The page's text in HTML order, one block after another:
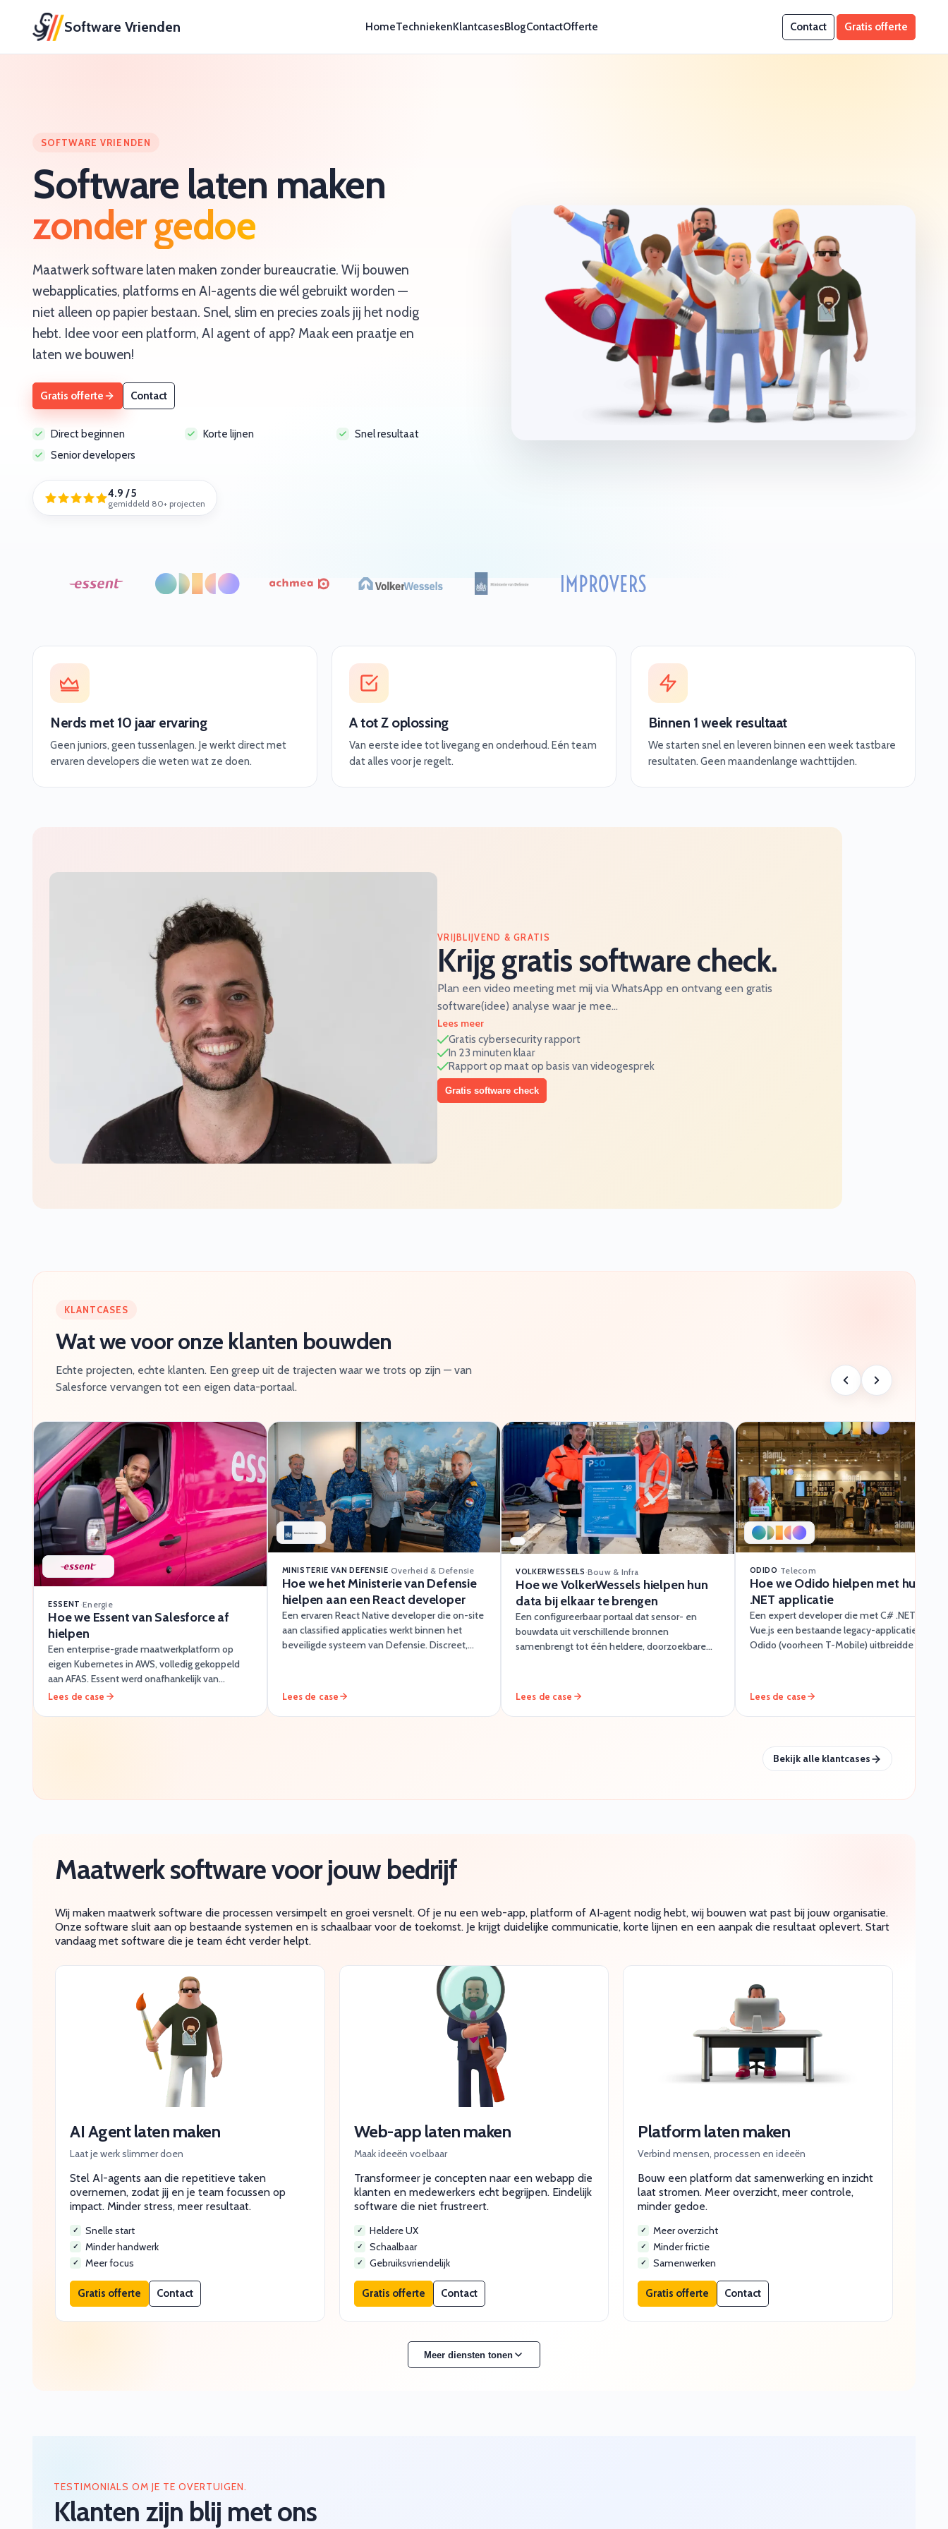
Software Vrienden HomeTechniekenKlantcasesBlogContactOfferte Contact Gratis offerte
SOFTWARE VRIENDEN
Software laten maken
zonder gedoe
Maatwerk software laten maken zonder bureaucratie. Wij bouwen
webapplicaties, platforms en AI-agents die wél gebruikt worden —
niet alleen op papier bestaan. Snel, slim en precies zoals jij het nodig
hebt. Idee voor een platform, AI agent of app? Maak een praatje en
laten we bouwen!
Gratis offerte Contact
Direct beginnen Korte lijnen
Snel resultaat
Senior developers
4.9 / 5
gemiddeld 80+ projecten
Nerds met 10 jaar ervaring
Geen juniors, geen tussenlagen. Je werkt direct met
ervaren developers die weten wat ze doen.
A tot Z oplossing
Van eerste idee tot livegang en onderhoud. Eén team
dat alles voor je regelt.
Binnen 1 week resultaat
We starten snel en leveren binnen een week tastbare
resultaten. Geen maandenlange wachttijden.
VRIJBLIJVEND & GRATIS
Krijg gratis software check.
Plan een video meeting met mij via WhatsApp en ontvang een gratis
software(idee) analyse waar je mee…
Lees meer
Gratis cybersecurity rapport
In 23 minuten klaar
Rapport op maat op basis van videogesprek
Gratis software check
KLANTCASES
Wat we voor onze klanten bouwden
Echte projecten, echte klanten. Een greep uit de trajecten waar we trots op zijn — van
Salesforce vervangen tot een eigen data-portaal.
ESSENT ·Energie
Hoe we Essent van Salesforce af
hielpen
Een enterprise-grade maatwerkplatform op
eigen Kubernetes in AWS, volledig gekoppeld
aan AFAS. Essent werd onafhankelijk van
Salesforce en bespaarde fors op licentiekosten.
Lees de case
MINISTERIE VAN DEFENSIE·Overheid & Defensie
Hoe we het Ministerie van Defensie
hielpen aan een React developer
Een ervaren React Native developer die on-site
aan classified applicaties werkt binnen het
beveiligde systeem van Defensie. Discreet,
Lees de case
VOLKERWESSELS ·Bouw & Infra
Hoe we VolkerWessels hielpen hun
data bij elkaar te brengen
Een configureerbaar portaal dat sensor- en
bouwdata uit verschillende bronnen
samenbrengt tot één heldere, doorzoekbare
Lees de case
ODIDO ·Telecom
Hoe we Odido hielpen met hun C#
.NET applicatie
Een expert developer die met C# .NET én
Vue.js een bestaande legacy-applicatie van
Odido (voorheen T-Mobile) uitbreidde en
Lees de case
Bekijk alle klantcases
Maatwerk software voor jouw bedrijf
Wij maken maatwerk software die processen versimpelt en groei versnelt. Of je nu een web-app, platform of AI‑agent nodig hebt, wij bouwen wat past bij jouw organisatie.
Onze software sluit aan op bestaande systemen en is schaalbaar voor de toekomst. Je krijgt duidelijke communicatie, korte lijnen en een aanpak die resultaat oplevert. Start
vandaag met software die je team écht verder helpt.
AI Agent laten maken
Laat je werk slimmer doen
Stel AI-agents aan die repetitieve taken
overnemen, zodat jij en je team focussen op
impact. Minder stress, meer resultaat.
Snelle start
Minder handwerk
Meer focus
Gratis offerte Contact
Web-app laten maken
Maak ideeën voelbaar
Transformeer je concepten naar een webapp die
klanten en medewerkers echt begrijpen. Eindelijk
software die niet frustreert.
Heldere UX
Schaalbaar
Gebruiksvriendelijk
Gratis offerte Contact
Platform laten maken
Verbind mensen, processen en ideeën
Bouw een platform dat samenwerking en inzicht
laat stromen. Meer overzicht, meer controle,
minder gedoe.
Meer overzicht
Minder frictie
Samenwerken
Gratis offerte Contact
Meer diensten tonen
TESTIMONIALS OM JE TE OVERTUIGEN.
Klanten zijn blij met ons